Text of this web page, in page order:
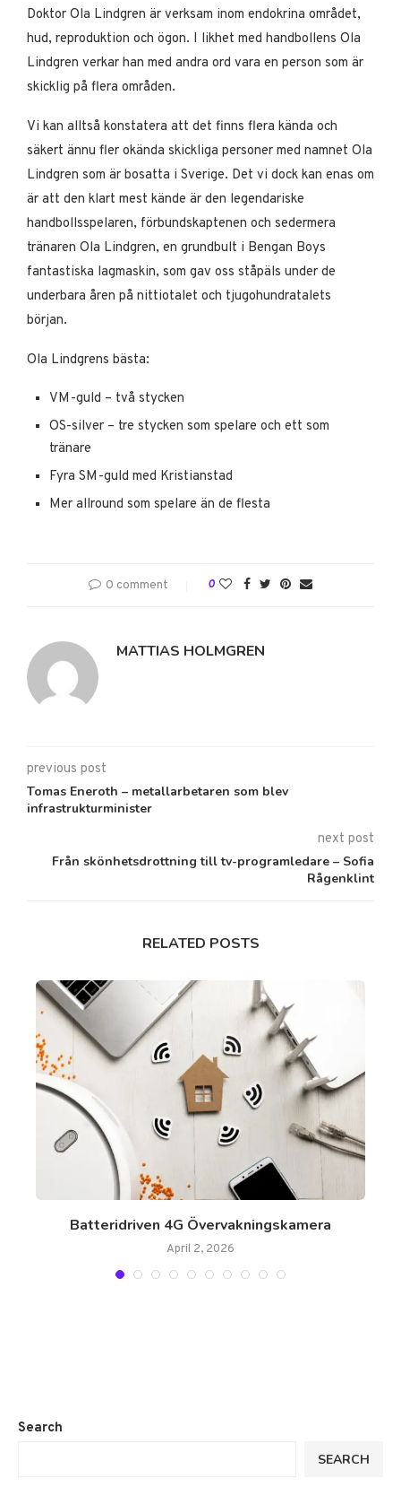
Doktor Ola Lindgren är verksam inom endokrina området,
hud, reproduktion och ögon. I likhet med handbollens Ola
Lindgren verkar han med andra ord vara en person som är
skicklig på flera områden.
Vi kan alltså konstatera att det finns flera kända och
säkert ännu fler okända skickliga personer med namnet Ola
Lindgren som är bosatta i Sverige. Det vi dock kan enas om
är att den klart mest kände är den legendariske
handbollsspelaren, förbundskaptenen och sedermera
tränaren Ola Lindgren, en grundbult i Bengan Boys
fantastiska lagmaskin, som gav oss ståpäls under de
underbara åren på nittiotalet och tjugohundratalets
början.
Ola Lindgrens bästa:
VM-guld – två stycken
OS-silver – tre stycken som spelare och ett som
tränare
Fyra SM-guld med Kristianstad
Mer allround som spelare än de flesta
0 comment 0
MATTIAS HOLMGREN
previous post
Tomas Eneroth – metallarbetaren som blev
infrastrukturminister
next post
Från skönhetsdrottning till tv-programledare – Sofia
Rågenklint
RELATED POSTS
Batteridriven 4G Övervakningskamera
April 2, 2026
Search
SEARCH